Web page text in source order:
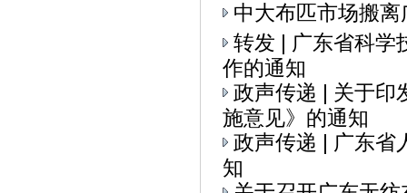
中大布匹市场搬
转发 | 广东省科学
作的通知
政声传递 | 关于印
施意见》的通知
政声传递 | 广东省
知